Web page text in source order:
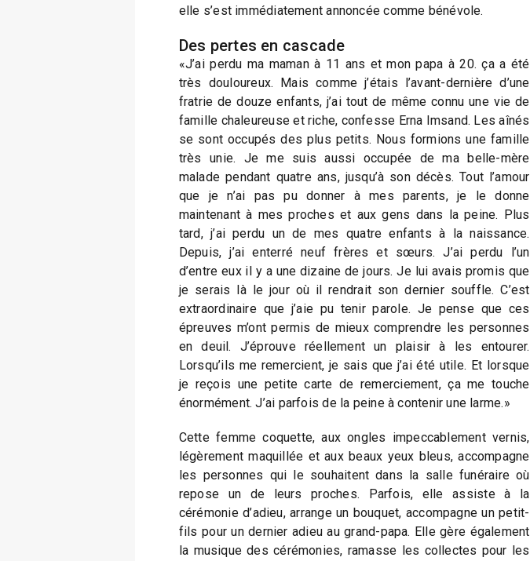
elle s’est immédiatement annoncée comme bénévole.
Des pertes en cascade
«J’ai perdu ma maman à 11 ans et mon papa à 20. ça a été
très douloureux. Mais comme j’étais l’avant-dernière d’une
fratrie de douze enfants, j’ai tout de même connu une vie de
famille chaleureuse et riche, confesse Erna Imsand. Les aînés
se sont occupés des plus petits. Nous formions une famille
très unie. Je me suis aussi occupée de ma belle-mère
malade pendant quatre ans, jusqu’à son décès. Tout l’amour
que je n’ai pas pu donner à mes parents, je le donne
maintenant à mes proches et aux gens dans la peine. Plus
tard, j’ai perdu un de mes quatre enfants à la naissance.
Depuis, j’ai enterré neuf frères et sœurs. J’ai perdu l’un
d’entre eux il y a une dizaine de jours. Je lui avais promis que
je serais là le jour où il rendrait son dernier souffle. C’est
extraordinaire que j’aie pu tenir parole. Je pense que ces
épreuves m’ont permis de mieux comprendre les personnes
en deuil. J’éprouve réellement un plaisir à les entourer.
Lorsqu’ils me remercient, je sais que j’ai été utile. Et lorsque
je reçois une petite carte de remerciement, ça me touche
énormément. J’ai parfois de la peine à contenir une larme.»
Cette femme coquette, aux ongles impeccablement vernis,
légèrement maquillée et aux beaux yeux bleus, accompagne
les personnes qui le souhaitent dans la salle funéraire où
repose un de leurs proches. Parfois, elle assiste à la
cérémonie d’adieu, arrange un bouquet, accompagne un petit-
fils pour un dernier adieu au grand-papa. Elle gère également
la musique des cérémonies, ramasse les collectes pour les